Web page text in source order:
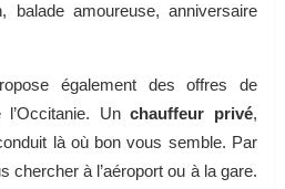
balade amoureuse, anniversaire
également des offres de
l’Occitanie. Unchauffeur privé,
là où bon vous semble. Par
chercher à l’aéroport ou à la gare.